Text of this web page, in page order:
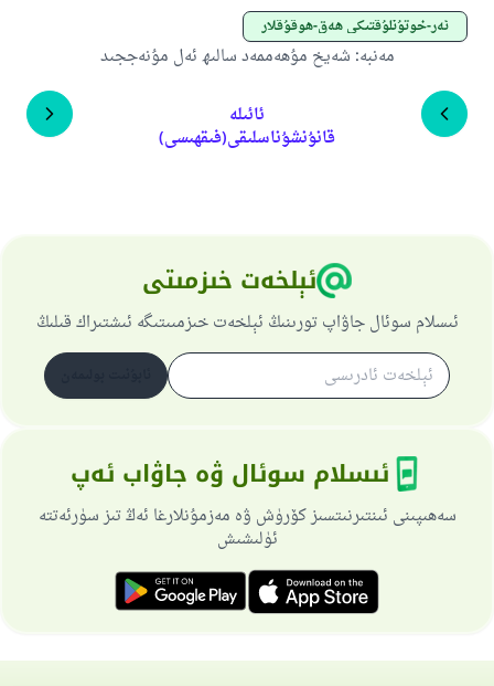
ئەر-خوتۇنلۇقتىكى ھەق-ھوقۇقلار
مەنبە: شەيخ مۇھەممەد سالىھ ئەل مۇنەججىد
ئائىلە
قانۇنشۇناسلىقى(فىقھىسى)
ئېلخەت خىزمىتى
ئىسلام سوئال جاۋاپ تورىنىڭ ئېلخەت خىزمىىتىگە ئىشتىراك قىلىڭ
ئىسلام سوئال ۋە جاۋاب ئەپ
سەھىپىنى ئىنتىرنىتسىز كۆرۈش ۋە مەزمۇنلارغا ئەڭ تىز سۈرئەتتە
ئۈلىشىش